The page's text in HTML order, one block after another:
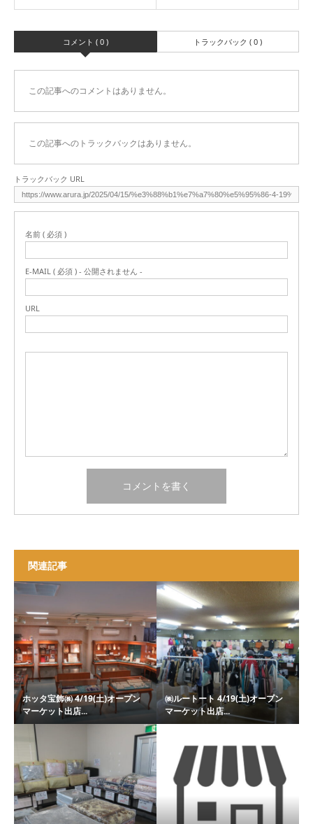
コメント ( 0 ) トラックバック ( 0 )
この記事へのコメントはありません。
この記事へのトラックバックはありません。
トラックバック URL
名前 ( 必須 )
E-MAIL ( 必須 ) - 公開されません -
URL
関連記事
ホッタ宝飾㈱ 4/19(土)オープン
マーケット出店...
㈱ルートート 4/19(土)オープン
マーケット出店...